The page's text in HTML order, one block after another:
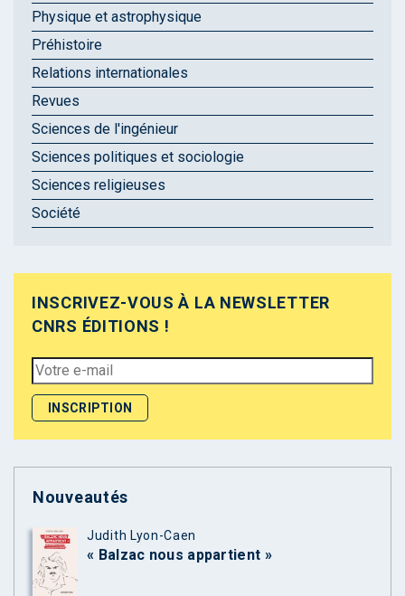
Physique et astrophysique
Préhistoire
Relations internationales
Revues
Sciences de l'ingénieur
Sciences politiques et sociologie
Sciences religieuses
Société
INSCRIVEZ-VOUS À LA NEWSLETTER
CNRS ÉDITIONS !
Nouveautés
Judith Lyon-Caen
« Balzac nous appartient »